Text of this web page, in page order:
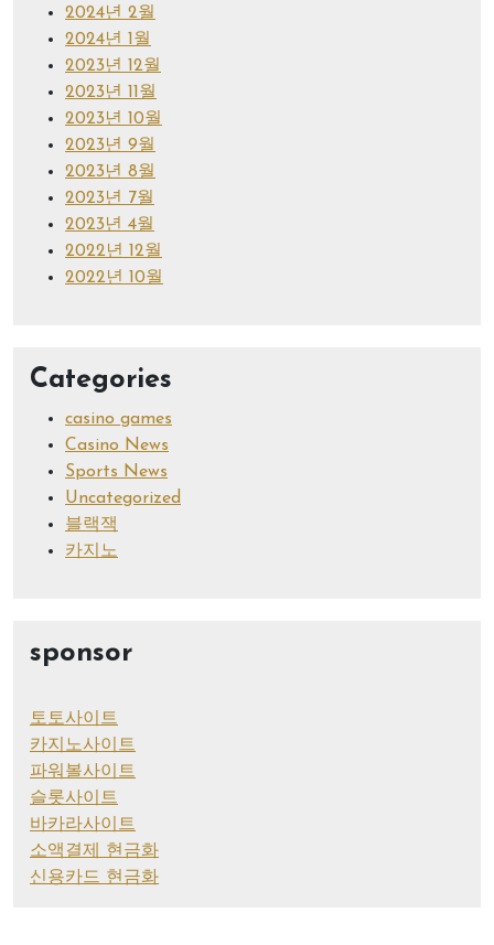
2024년 2월
2024년 1월
2023년 12월
2023년 11월
2023년 10월
2023년 9월
2023년 8월
2023년 7월
2023년 4월
2022년 12월
2022년 10월
Categories
casino games
Casino News
Sports News
Uncategorized
블랙잭
카지노
sponsor
토토사이트
카지노사이트
파워볼사이트
슬롯사이트
바카라사이트
소액결제 현금화
신용카드 현금화